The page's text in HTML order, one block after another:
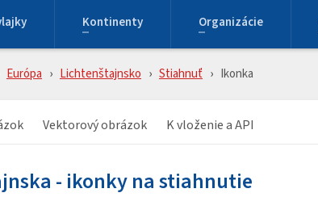
Kontinenty Organizácie
Európa Lichtenštajnsko Stiahnuť Ikonka
Vektorový obrázok K vloženie a API
- ikonky na stiahnutie